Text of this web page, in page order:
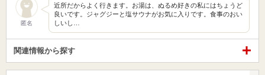
匿名
近所だからよく行きます。お湯は、ぬるめ好きの私にはちょうど
良いです。ジャグジーと塩サウナがお気に入りです。食事のおい
しいし…
関連情報から探す